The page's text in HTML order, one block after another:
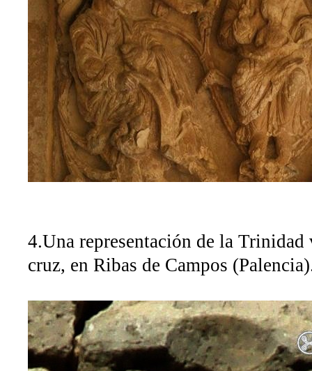
4.Una representación de la
cruz, en Ribas de Campos